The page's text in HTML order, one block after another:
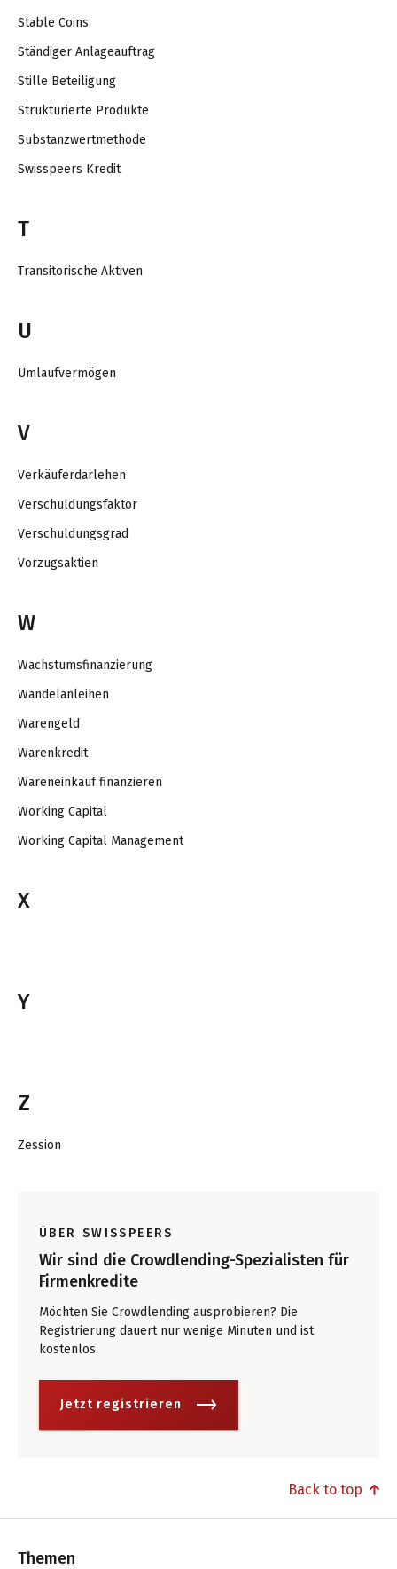
Stable Coins
Ständiger Anlageauftrag
Stille Beteiligung
Strukturierte Produkte
Substanzwertmethode
Swisspeers Kredit
T
Transitorische Aktiven
U
Umlaufvermögen
V
Verkäuferdarlehen
Verschuldungsfaktor
Verschuldungsgrad
Vorzugsaktien
W
Wachstumsfinanzierung
Wandelanleihen
Warengeld
Warenkredit
Wareneinkauf finanzieren
Working Capital
Working Capital Management
X
Y
Z
Zession
ÜBER SWISSPEERS
Wir sind die Crowdlending-Spezialisten für
Firmenkredite
Möchten Sie Crowdlending ausprobieren? Die
Registrierung dauert nur wenige Minuten und ist
kostenlos.
Jetzt registrieren
Back to top
Themen